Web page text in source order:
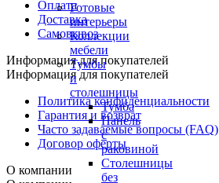
Готовые
интерьеры
Коллекции
мебели
Тумбы
и
столешницы
Тумба
Панель
с
раковиной
Столешницы
без
Оплата
Доставка
Самовывоз
Информация для покупателей
Информация для покупателей
Политика конфиденциальности
Гарантия и возврат
Часто задаваемые вопросы (FAQ)
Договор оферты
О компании